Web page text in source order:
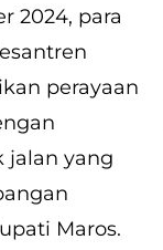
2024, para
perayaan
jalan yang
Maros.